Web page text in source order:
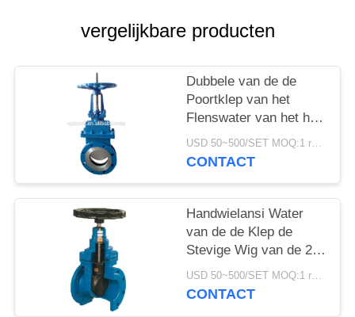
vergelijkbare producten
Dubbele van de de
Poortklep van het
Flenswater van het het
Roestvrije staalmes
Hand In werking
USD 50~500/SET MOQ:1 reeks
CONTACT
Handwielansi Water
van de de Klep de
Stevige Wig van de 2
Duimpoort van de de
Poortklep
USD 50~500/SET MOQ:1 reeks
CONTACT